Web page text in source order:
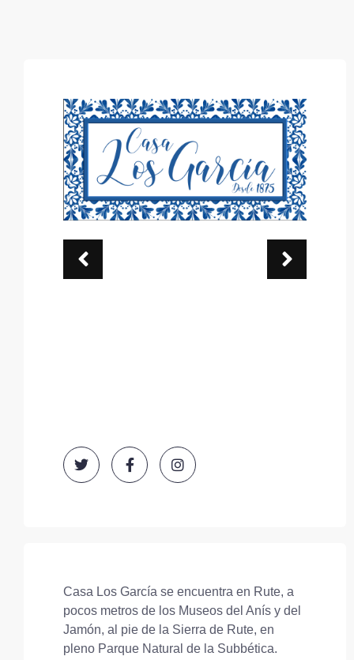
Casa Los García se encuentra en Rute, a
pocos metros de los Museos del Anís y del
Jamón, al pie de la Sierra de Rute, en
pleno Parque Natural de la Subbética.